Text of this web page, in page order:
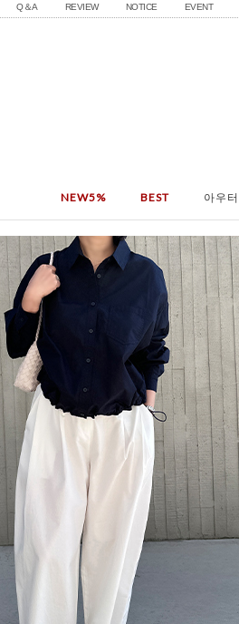
Q＆A REVIEW NOTICE EVENT
NEW5% BEST 아우터